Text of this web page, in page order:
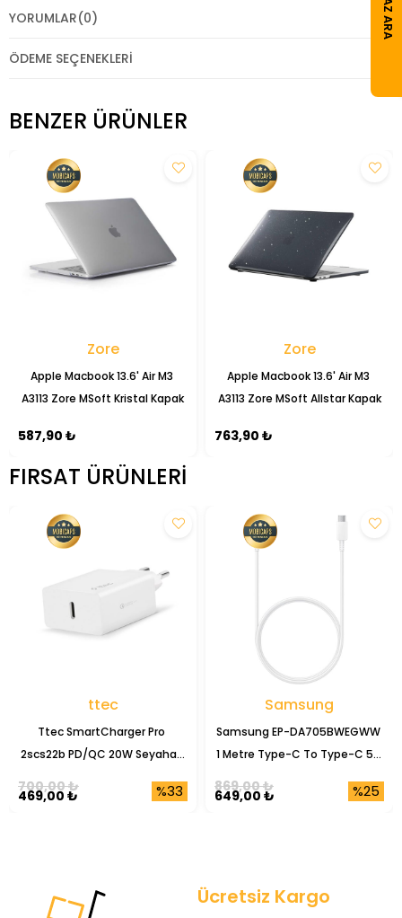
YORUMLAR(0)
ÖDEME SEÇENEKLERI
BENZER ÜRÜNLER
Zore
Apple Macbook 13.6' Air M3
A3113 Zore MSoft Kristal Kapak
587,90 ₺
Zore
Apple Macbook 13.6' Air M3
A3113 Zore MSoft Allstar Kapak
763,90 ₺
FIRSAT ÜRÜNLERI
ttec
Ttec SmartCharger Pro
2scs22b PD/QC 20W Seyahat
%33
469,00 ₺
700,00 ₺
Samsung
Samsung EP-DA705BWEGWW
1 Metre Type-C To Type-C 5A
%25
649,00 ₺
869,00 ₺
Ücretsiz Kargo